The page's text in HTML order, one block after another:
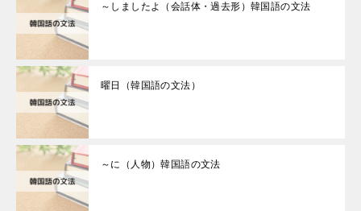
～しましたよ（会話体・過去形）韓国語の文法
曜日（韓国語の文法）
～に（人物）韓国語の文法